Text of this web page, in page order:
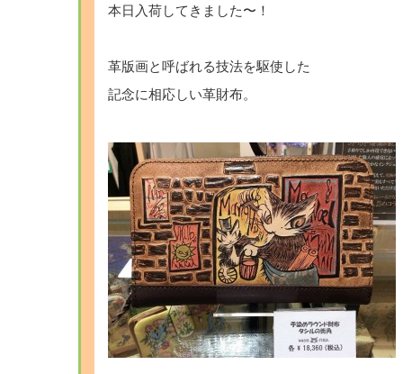
本日入荷してきました〜！
革版画と呼ばれる技法を駆使した
記念に相応しい革財布。